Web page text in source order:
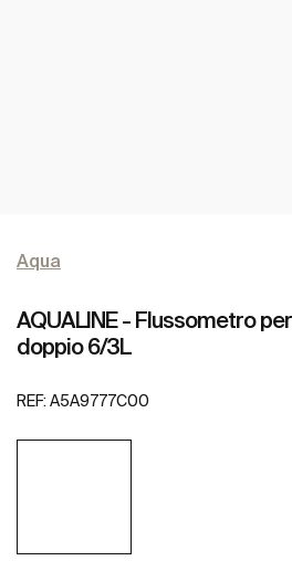
Aqua
AQUALINE - Flussometro
doppio 6/3L
REF: A5A9777C00